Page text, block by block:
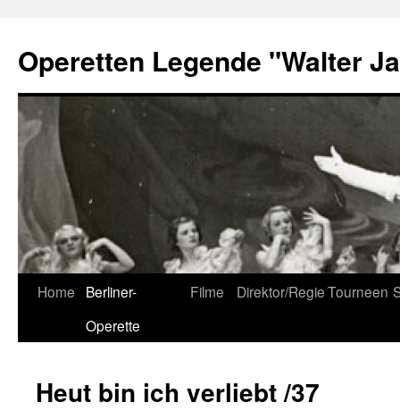
content
Operetten Legende "Walter
Home
Berliner-
Operette
Filme Direktor/RegieTourneen
Heut bin ich verliebt /37